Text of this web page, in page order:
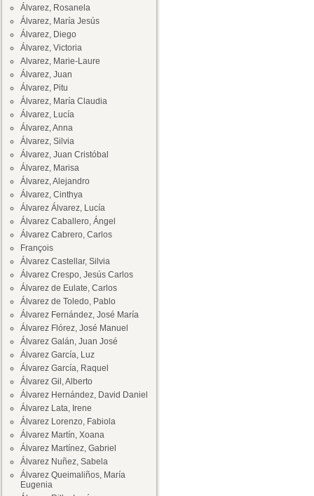
Álvarez, Rosanela
Álvarez, María Jesús
Álvarez, Diego
Álvarez, Victoria
Alvarez, Marie-Laure
Álvarez, Juan
Álvarez, Pitu
Álvarez, María Claudia
Álvarez, Lucía
Álvarez, Anna
Álvarez, Silvia
Álvarez, Juan Cristóbal
Álvarez, Marisa
Álvarez, Alejandro
Álvarez, Cinthya
Álvarez Álvarez, Lucía
Álvarez Caballero, Ángel
Álvarez Cabrero, Carlos
François
Álvarez Castellar, Silvia
Álvarez Crespo, Jesús Carlos
Álvarez de Eulate, Carlos
Álvarez de Toledo, Pablo
Álvarez Fernández, José María
Álvarez Flórez, José Manuel
Álvarez Galán, Juan José
Álvarez García, Luz
Álvarez García, Raquel
Álvarez Gil, Alberto
Álvarez Hernández, David Daniel
Álvarez Lata, Irene
Álvarez Lorenzo, Fabiola
Álvarez Martín, Xoana
Álvarez Martínez, Gabriel
Álvarez Nuñez, Sabela
Álvarez Queimaliños, María
Eugenia